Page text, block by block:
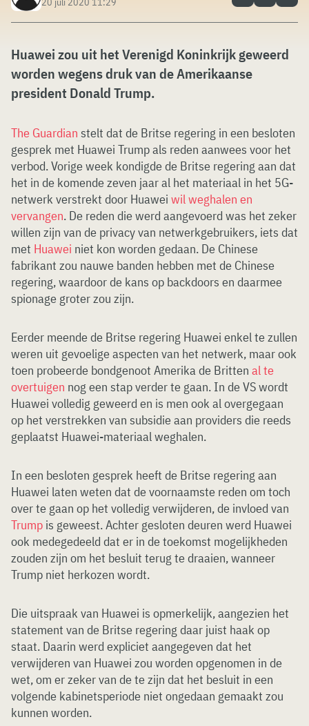
Huawei zou uit het Verenigd Koninkrijk geweerd
worden wegens druk van de Amerikaanse
president Donald Trump.
The Guardian stelt dat de Britse regering in een besloten
gesprek met Huawei Trump als reden aanwees voor het
verbod. Vorige week kondigde de Britse regering aan dat
het in de komende zeven jaar al het materiaal in het 5G-
netwerk verstrekt door Huawei wil weghalen en
vervangen. De reden die werd aangevoerd was het zeker
willen zijn van de privacy van netwerkgebruikers, iets dat
met Huawei niet kon worden gedaan. De Chinese
fabrikant zou nauwe banden hebben met de Chinese
regering, waardoor de kans op backdoors en daarmee
spionage groter zou zijn.
Eerder meende de Britse regering Huawei enkel te zullen
weren uit gevoelige aspecten van het netwerk, maar ook
toen probeerde bondgenoot Amerika de Britten al te
overtuigen nog een stap verder te gaan. In de VS wordt
Huawei volledig geweerd en is men ook al overgegaan
op het verstrekken van subsidie aan providers die reeds
geplaatst Huawei-materiaal weghalen.
In een besloten gesprek heeft de Britse regering aan
Huawei laten weten dat de voornaamste reden om toch
over te gaan op het volledig verwijderen, de invloed van
Trump is geweest. Achter gesloten deuren werd Huawei
ook medegedeeld dat er in de toekomst mogelijkheden
zouden zijn om het besluit terug te draaien, wanneer
Trump niet herkozen wordt.
Die uitspraak van Huawei is opmerkelijk, aangezien het
statement van de Britse regering daar juist haak op
staat. Daarin werd expliciet aangegeven dat het
verwijderen van Huawei zou worden opgenomen in de
wet, om er zeker van de te zijn dat het besluit in een
volgende kabinetsperiode niet ongedaan gemaakt zou
kunnen worden.